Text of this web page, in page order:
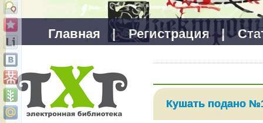
Главная | Регистрация |
Кушать подано